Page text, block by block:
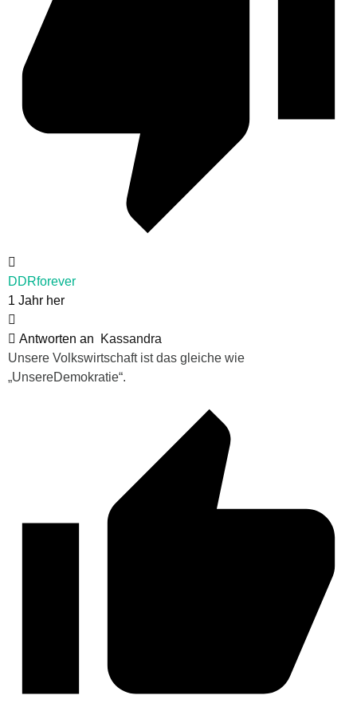
DDRforever
1 Jahr her
Antworten an
Kassandra
Unsere Volkswirtschaft ist das gleiche wie
„UnsereDemokratie“.